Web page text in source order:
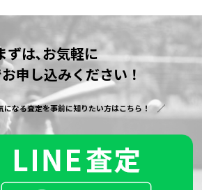
ずは､お気軽に
申し込みください！
になる査定を事前に知りたい方はこちら！